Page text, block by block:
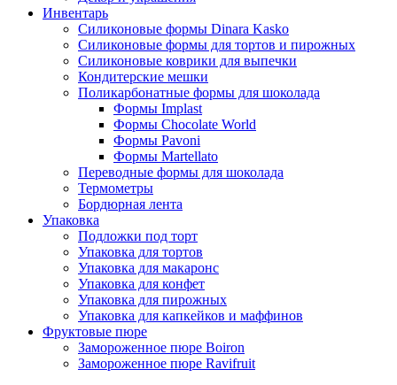
Инвентарь
Силиконовые формы Dinara Kasko
Силиконовые формы для тортов и пирожных
Силиконовые коврики для выпечки
Кондитерские мешки
Поликарбонатные формы для шоколада
Формы Implast
Формы Chocolate World
Формы Pavoni
Формы Martellato
Переводные формы для шоколада
Термометры
Бордюрная лента
Упаковка
Подложки под торт
Упаковка для тортов
Упаковка для макаронс
Упаковка для конфет
Упаковка для пирожных
Упаковка для капкейков и маффинов
Фруктовые пюре
Замороженное пюре Boiron
Замороженное пюре Ravifruit